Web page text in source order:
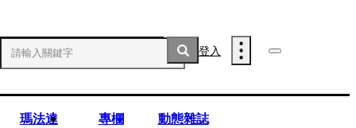
登入
瑪法達 專欄
動態雜誌